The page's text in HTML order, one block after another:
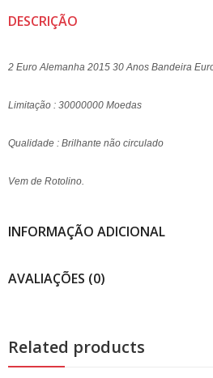
DESCRIÇÃO
2 Euro Alemanha 2015 30 Anos Bandeira
Limitação : 30000000 Moedas
Qualidade : Brilhante não circulado
Vem de Rotolino.
INFORMAÇÃO ADICIONAL
AVALIAÇÕES (0)
Related products